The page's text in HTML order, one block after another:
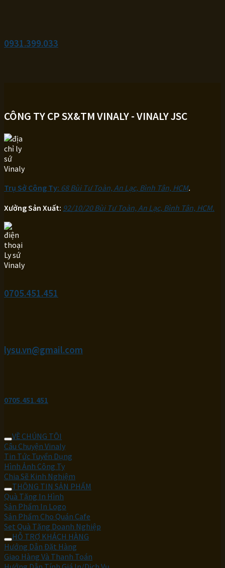
0931.399.033
CÔNG TY CP SX&TM VINALY - VINALY JSC
Trụ Sở Công Ty: 68 Bùi Tư Toàn, An Lạc, Bình Tân, HCM.
Xưởng Sản Xuất: 92/10/20 Bùi Tư Toàn, An Lạc, Bình Tân, HCM.
0705.451.451
lysu.vn@gmail.com
0705.451.451
VỀ CHÚNG TÔI
Câu Chuyện Vinaly
Tin Tức Tuyển Dụng
Hình Ảnh Công Ty
Chia Sẽ Kinh Nghiệm
THÔNG TIN SẢN PHẨM
Quà Tặng In Hình
Sản Phẩm In Logo
Sản Phẩm Cho Quán Cafe
Set Quà Tặng Doanh Nghiệp
HỖ TRỢ KHÁCH HÀNG
Hướng Dẫn Đặt Hàng
Giao Hàng Và Thanh Toán